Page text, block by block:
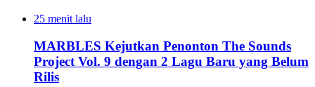
25 menit lalu
MARBLES Kejutkan Penonton The Sounds
Project Vol. 9 dengan 2 Lagu Baru yang Belum
Rilis